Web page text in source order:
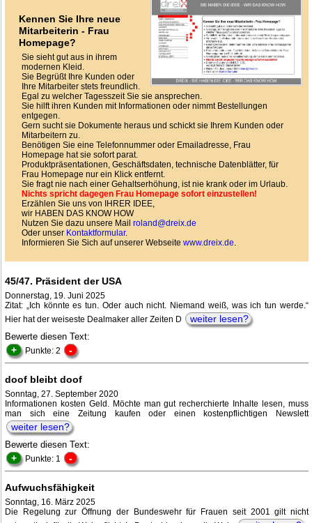
Kennen Sie Ihre neue
Mitarbeiterin - Frau
Homepage?
Sie sieht gut aus in ihrem
modernen Kleid.
Sie Begrüßt Ihre Kunden oder
Ihre Mitarbeiter stets freundlich.
Egal zu welcher Tagesszeit Sie sie ansprechen.
Sie hilft ihren Kunden mit Informationen oder nimmt Bestellungen
entgegen.
Gern sucht sie Dokumente heraus und schickt sie Ihrem Kunden oder
Mitarbeitern zu.
Benötigen Sie eine Telefonnummer oder Emailadresse, Frau
Homepage hat sie sofort parat.
Produktpräsentationen, Geschäftsdaten, technische Datenblätter, für
Frau Homepage nur ein Klick entfernt.
Sie fragt nie nach einer Gehaltserhöhung, ist nie krank oder im Urlaub.
Nichts spricht dagegen Frau Homepage sofort einzustellen!
Erzählen Sie uns von IHRER IDEE,
wir HABEN DAS KNOW HOW
Nutzen Sie dazu unsere Mail roland@dreix.de
Oder unser Kontaktformular.
Informieren Sie Sich auf unserer Webseite www.dreix.de.
45/47. Präsident der USA
Donnerstag, 19. Juni 2025
Zitat: „Ich könnte es tun. Oder auch nicht. Niemand weiß, was ich tun werde.“
Hier hat der weiseste Dealmaker aller Zeiten D
weiter lesen?
Bewerte diesen Text:
+ Punkte: 2 -
doof bleibt doof
Sonntag, 27. September 2020
Informationen kosten Geld. Möchte man gut recherchierte Inhalte lesen, muss
man sich eine Zeitung kaufen oder einen kostenpflichtigen Newslett
weiter lesen?
Bewerte diesen Text:
+ Punkte: 1 -
Aufwuchsfähigkeit
Sonntag, 16. März 2025
Die Regelung zur Öffnung der Bundeswehr für Frauen seit 2001 gilt nicht